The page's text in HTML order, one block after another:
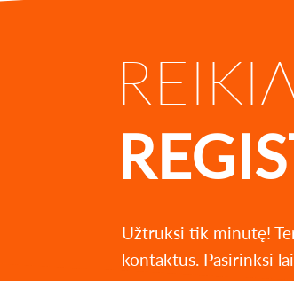
Užtruksi tik minutę!
kontaktus. Pasirinksi